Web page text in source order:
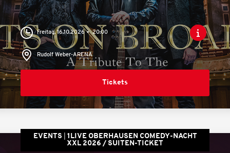
Freitag, 16.10.2026 20:00
Rudolf Weber-ARENA
Tickets
EVENTS
1LIVE OBERHAUSEN COMEDY-NACHT
XXL 2026 / SUITEN-TICKET